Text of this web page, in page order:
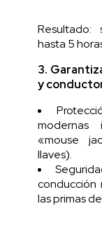
Resultado:
hasta 5
3.
y
modernas
«mouse
llaves).
conducción
las primas